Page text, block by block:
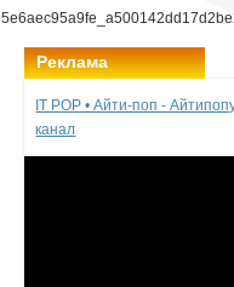
Реклама
IT POP • Айти-поп -
канал